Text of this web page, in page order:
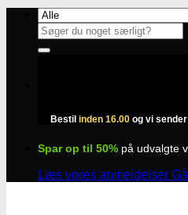
Fortsæt
indhold
Søg
efter:
Bestil inden 16.00 og vi
Spar op til 50% på udvalgte
Læs vores anmeldelser